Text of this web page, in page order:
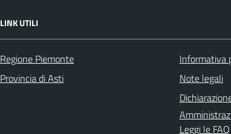
LINK UTILI
Regione Piemonte
Provincia di Asti
Informativa
Note legali
Leggi le FAQ